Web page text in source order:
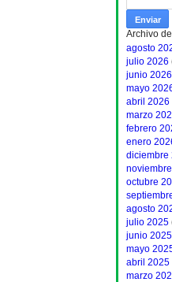
Archivo
agosto
julio 2026
junio 2026
mayo
abril 2026
marzo
febrero
enero
diciembre
octubre
agosto
julio 2025
junio 2025
mayo
abril 2025
marzo